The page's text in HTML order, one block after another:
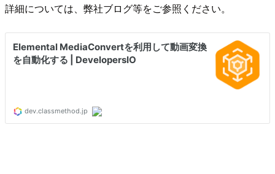
詳細については、弊社ブログ等をご参照ください。